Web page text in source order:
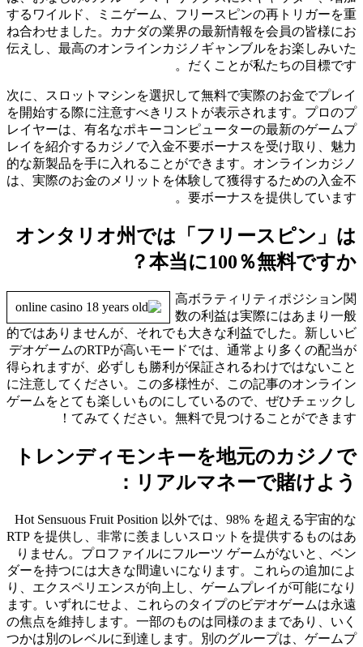
するワイルド、ミニゲーム、フリースピンの再トリガーを重
ね合わせました。カナダの業界の最新情報を会員の皆様にお
伝えし、最高のオンラインカジノギャンブルをお楽しみいた
だくことが私たちの目標です。
次に、スロットマシンを選択して無料で実際のお金でプレイ
を開始する際に注意すべきリストが表示されます。プロのプ
レイヤーは、有名なポキーコンピューターの最新のゲームプ
レイを紹介するカジノで入金不要ボーナスを受け取り、魅力
的な新製品を手に入れることができます。オンラインカジノ
は、実際のお金のメリットを体験して獲得するための入金不
要ボーナスを提供しています。
オンタリオ州では「フリースピン」は
本当に100％無料ですか？
高ボラティリティポジション関
数の利益は実際にはあまり一般
的ではありませんが、それでも大きな利益でした。新しいビ
デオゲームのRTPが高いモードでは、通常より多くの配当が
得られますが、必ずしも勝利が保証されるわけではないこと
に注意してください。この多様性が、この記事のオンライン
ゲームをとても楽しいものにしているので、ぜひチェックし
てみてください。無料で見つけることができます！
トレンディモンキーを地元のカジノで
リアルマネーで賭けよう：
Hot Sensuous Fruit Position 以外では、98% を超える宇宙的な
RTP を提供し、非常に羨ましいスロットを提供するものはあ
りません。プロファイルにフルーツ ゲームがないと、ベン
ダーを持つには大きな間違いになります。これらの追加によ
り、エクスペリエンスが向上し、ゲームプレイが可能になり
ます。いずれにせよ、これらのタイプのビデオゲームは永遠
の焦点を維持します。一部のものは同様のままであり、いく
つかは別のレベルに到達します。別のグループは、ゲームプ